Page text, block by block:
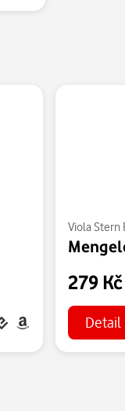
Viola Stern
279
Detail